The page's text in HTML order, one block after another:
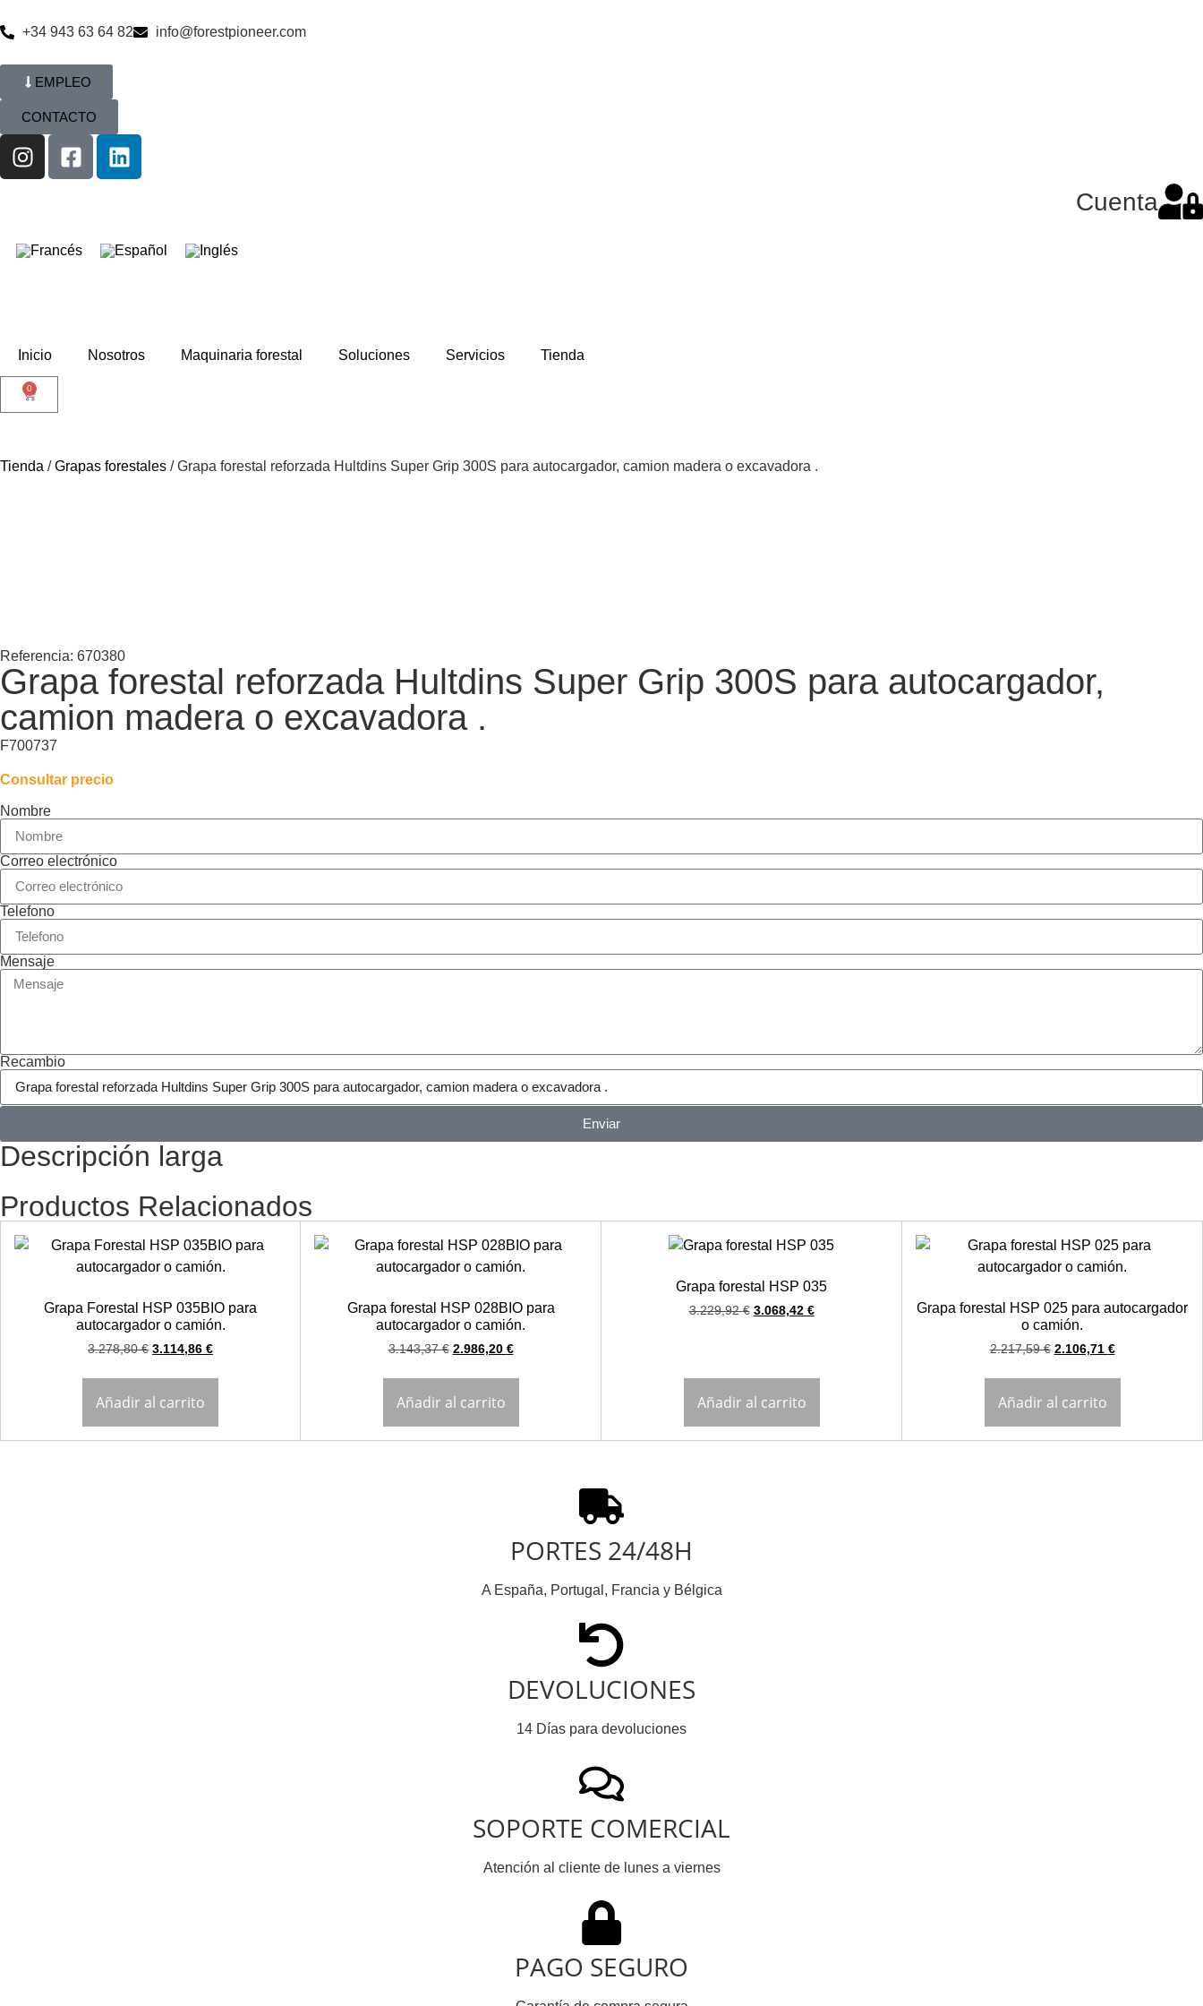
+34 943 63 64 82 info@forestpioneer.com
EMPLEO
CONTACTO
Cuenta
Inicio Nosotros Maquinaria forestal Soluciones Servicios Tienda
0
Tienda /Grapas forestales / Grapa forestal reforzada Hultdins Super Grip 300S para autocargador, camion madera o excavadora .
Referencia: 670380
Grapa forestal reforzada Hultdins Super Grip 300S para autocargador,
camion madera o excavadora .
F700737
Consultar precio
Nombre
Correo electrónico
Telefono
Mensaje
Recambio
Enviar
Descripción larga
Productos Relacionados
Grapa Forestal HSP 035BIO para
autocargador o camión.
3.278,80€ 3.114,86 €
Añadir al carrito
Grapa forestal HSP 028BIO para
autocargador o camión.
3.143,37€ 2.986,20 €
Añadir al carrito
Grapa forestal HSP 035
3.229,92€ 3.068,42 €
Añadir al carrito
Grapa forestal HSP 025 para autocargador
o camión.
2.217,59€ 2.106,71 €
Añadir al carrito
PORTES 24/48H
A España, Portugal, Francia y Bélgica
DEVOLUCIONES
14 Días para devoluciones
SOPORTE COMERCIAL
Atención al cliente de lunes a viernes
PAGO SEGURO